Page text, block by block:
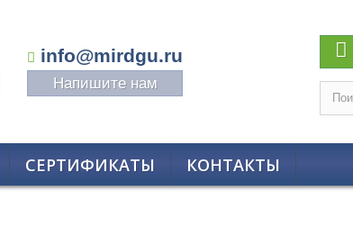
info@mirdgu.ru
Напишите нам
СЕРТИФИКАТЫ КОНТАКТЫ